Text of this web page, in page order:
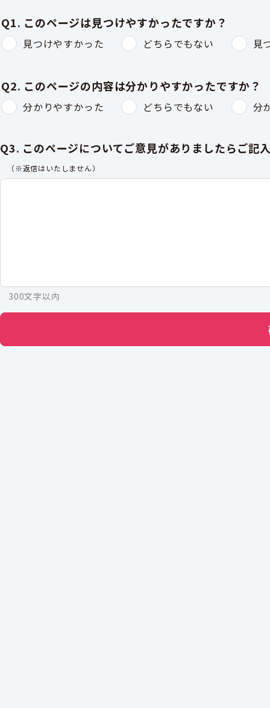
Q1. このページは見つけやすかったですか？
見つけやすかった どちらでもない 見
Q2. このページの内容は分かりやすかったですか？
分かりやすかった どちらでもない 分
Q3. このページについてご意見がありましたらご記
（※返信はいたしません）
300文字以内